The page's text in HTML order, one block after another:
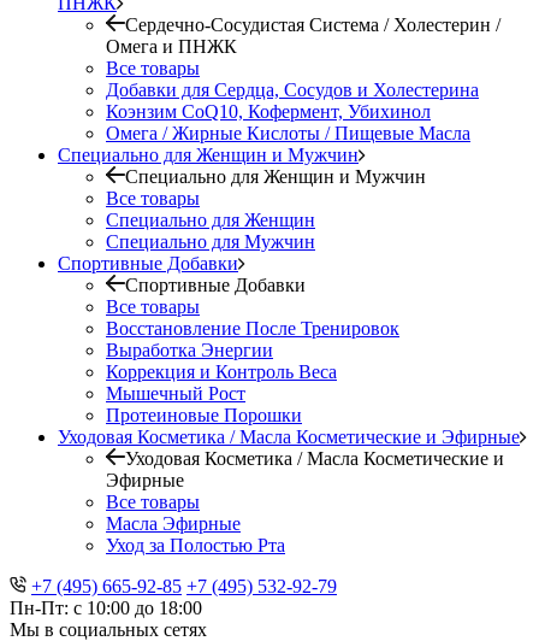
Сердечно-Сосудистая Система / Холестерин /
Омега и ПНЖК
Все товары
Добавки для Сердца, Сосудов и Холестерина
Коэнзим CoQ10, Кофермент, Убихинол
Омега / Жирные Кислоты / Пищевые Масла
Специально для Женщин и Мужчин
Специально для Женщин и Мужчин
Все товары
Специально для Женщин
Специально для Мужчин
Спортивные Добавки
Спортивные Добавки
Все товары
Восстановление После Тренировок
Выработка Энергии
Коррекция и Контроль Веса
Мышечный Рост
Протеиновые Порошки
Уходовая Косметика / Масла Косметические и Эфирные
Уходовая Косметика / Масла Косметические и
Эфирные
Все товары
Масла Эфирные
Уход за Полостью Рта
+7 (495) 665-92-85 +7 (495) 532-92-79
Пн-Пт: с 10:00 до 18:00
Мы в социальных сетях